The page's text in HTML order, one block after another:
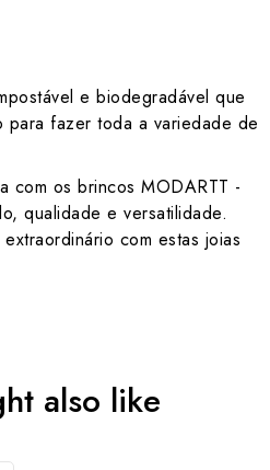
e biodegradável que
para fazer toda a variedade de
com os brincos MODARTT -
qualidade e versatilidade.
com estas joias
also like